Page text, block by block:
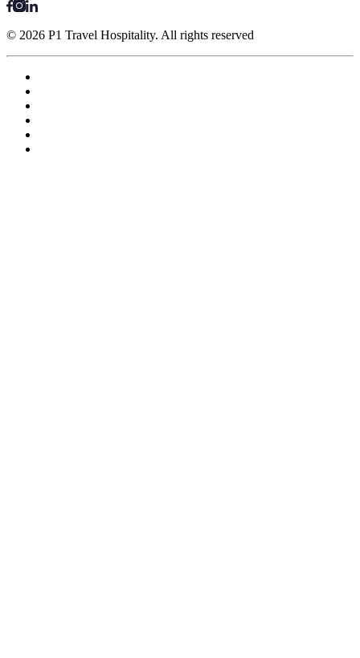
© 2026 P1 Travel Hospitality. All rights reserved